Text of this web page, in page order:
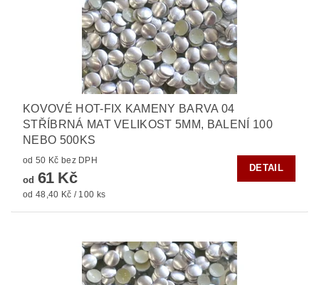
KOVOVÉ HOT-FIX KAMENY BARVA 04
STŘÍBRNÁ MAT VELIKOST 5MM, BALENÍ 100
NEBO 500KS
od 50 Kč bez DPH
od 61 Kč
od 48,40 Kč / 100 ks
DETAIL